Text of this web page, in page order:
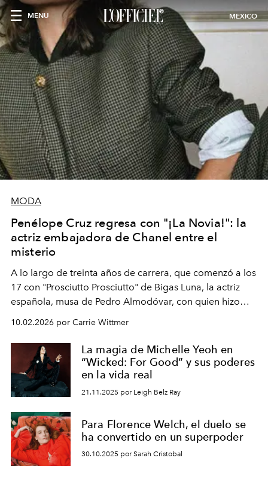
MENU MEXICO
MODA
Penélope Cruz regresa con "¡La Novia!": la
actriz embajadora de Chanel entre el
misterio
A lo largo de treinta años de carrera, que comenzó a los
17 con "Prosciutto Prosciutto" de Bigas Luna, la actriz
española, musa de Pedro Almodóvar, con quien hizo
Barcelona", ha dividido su tiempo entre Europa y
Estados Unidos. Su nueva película, "¡La novia!", está
dirigida por Maggie Gyllenhaal.
10.02.2026 por Carrie Wittmer
La magia de Michelle Yeoh en
“Wicked: For Good” y sus poderes
en la vida real
21.11.2025 por Leigh Belz Ray
Para Florence Welch, el duelo se
ha convertido en un superpoder
30.10.2025 por Sarah Cristobal